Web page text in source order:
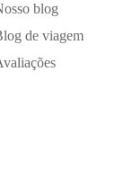
blog
de viagem